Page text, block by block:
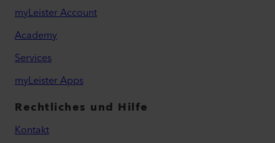
myLeister Account
Academy
Services
myLeister Apps
Rechtliches und Hilfe
Kontakt